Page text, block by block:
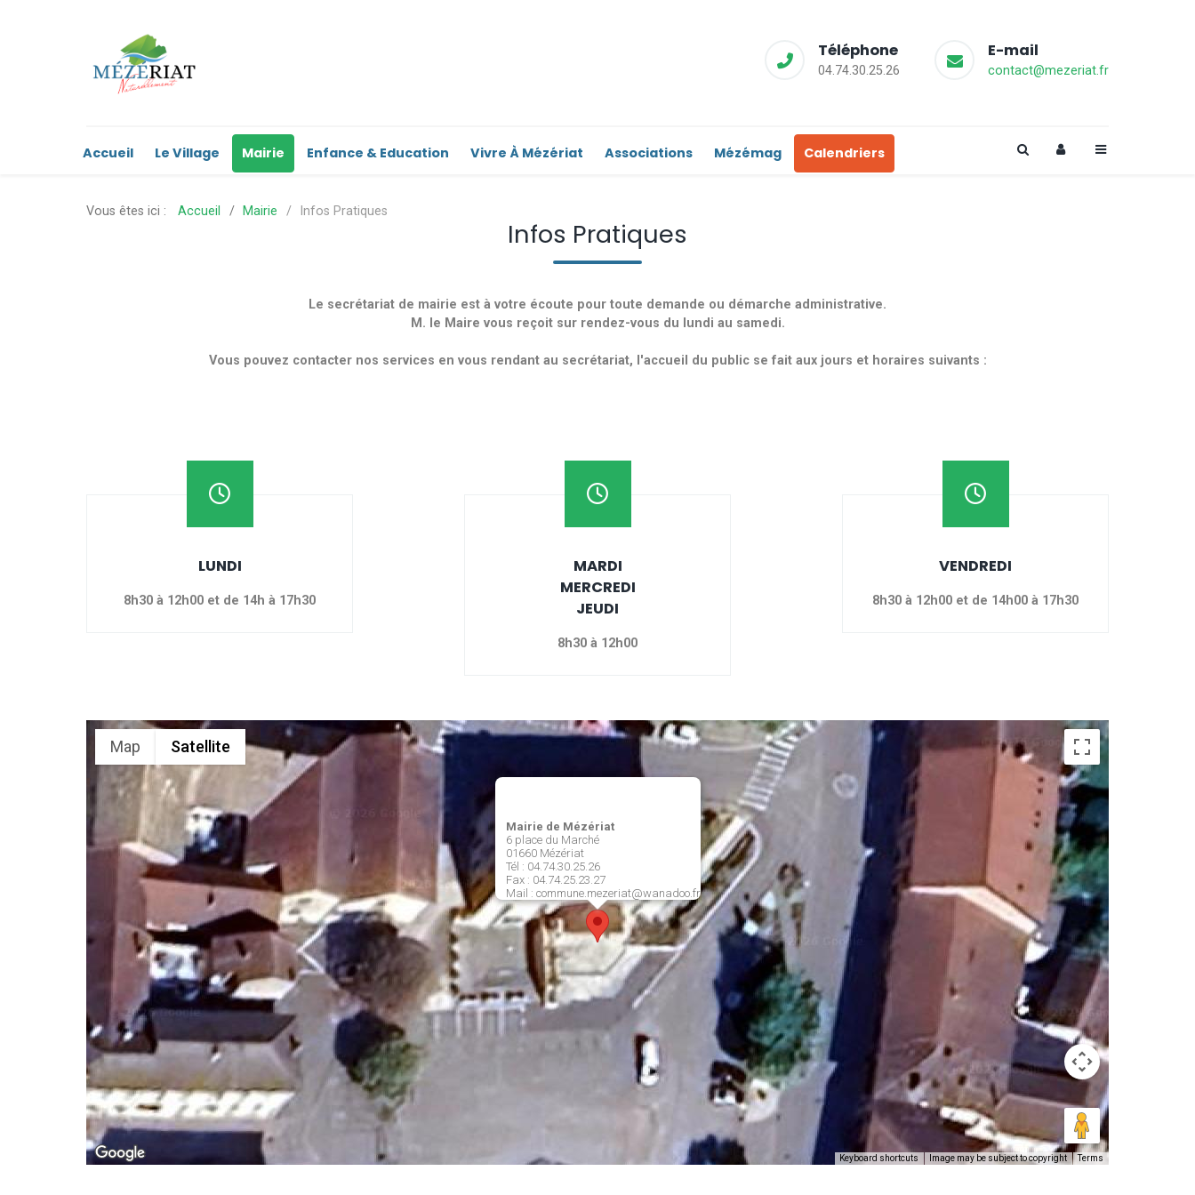
Téléphone
04.74.30.25.26
E-mail
contact@mezeriat.fr
Accueil Le Village Mairie Enfance & Education Vivre À Mézériat Associations Mézémag Calendriers
Vous êtes ici : Accueil Mairie Infos Pratiques
Infos Pratiques
Le secrétariat de mairie est à votre écoute pour toute demande ou démarche administrative.
M. le Maire vous reçoit sur rendez-vous du lundi au samedi.
Vous pouvez contacter nos services en vous rendant au secrétariat, l'accueil du public se fait aux jours et horaires suivants :
LUNDI
8h30 à 12h00 et de 14h à 17h30
MARDI
MERCREDI
JEUDI
8h30 à 12h00
VENDREDI
8h30 à 12h00 et de 14h00 à 17h30
Mairie de Mézériat
6 place du Marché
01660 Mézériat
Tél : 04.74.30.25.26
Fax : 04.74.25.23.27
Mail : commune.mezeriat@wanadoo.fr
Map Satellite
Keyboard shortcuts Image may be subject to copyright Terms